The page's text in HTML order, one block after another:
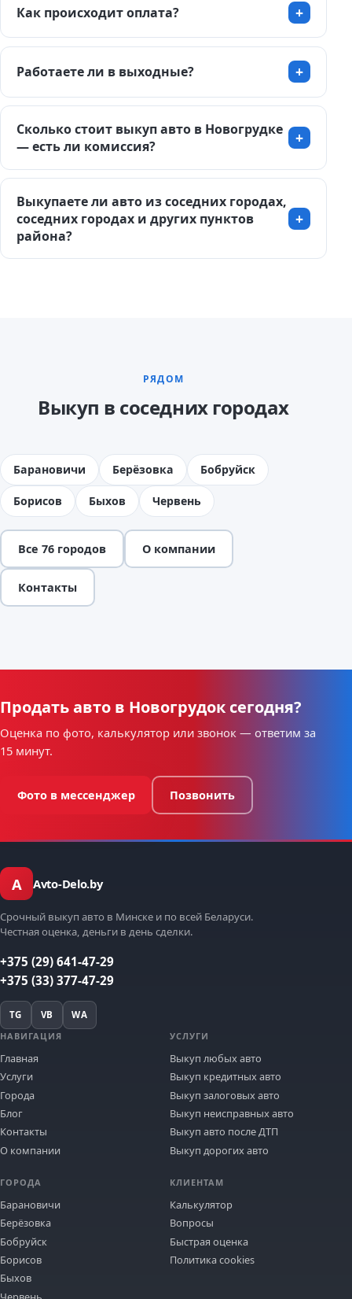
Как происходит оплата?
Работаете ли в выходные?
Сколько стоит выкуп авто в Новогрудке
— есть ли комиссия?
Выкупаете ли авто из соседних городах,
соседних городах и других пунктов
района?
РЯДОМ
Выкуп в соседних городах
Барановичи Берёзовка Бобруйск
Борисов Быхов Червень
Все 76 городов О компании
Контакты
Продать авто в Новогрудок сегодня?
Оценка по фото, калькулятор или звонок — ответим за
15 минут.
Фото в мессенджер Позвонить
A Avto-Delo.by
Срочный выкуп авто в Минске и по всей Беларуси.
Честная оценка, деньги в день сделки.
+375 (29) 641-47-29
+375 (33) 377-47-29
TG VB
WA
НАВИГАЦИЯ
Главная
Услуги
Города
Блог
Контакты
О компании
УСЛУГИ
Выкуп любых авто
Выкуп кредитных авто
Выкуп залоговых авто
Выкуп неисправных авто
Выкуп авто после ДТП
Выкуп дорогих авто
ГОРОДА
Барановичи
Берёзовка
Бобруйск
Борисов
Быхов
КЛИЕНТАМ
Калькулятор
Вопросы
Быстрая оценка
Политика cookies